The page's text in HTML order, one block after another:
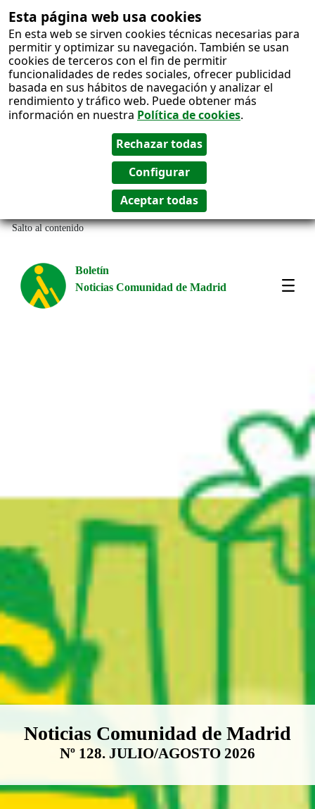
Esta página web usa cookies
En esta web se sirven cookies técnicas necesarias para
permitir y optimizar su navegación. También se usan
cookies de terceros con el fin de permitir
funcionalidades de redes sociales, ofrecer publicidad
basada en sus hábitos de navegación y analizar el
rendimiento y tráfico web. Puede obtener más
información en nuestra Política de cookies.
Salto al contenido
Boletín
Noticias Comunidad de Madrid
Boletín Noticias Comunidad de
Noticias Comunidad de Madrid
Nº 128. JULIO/AGOSTO 2026